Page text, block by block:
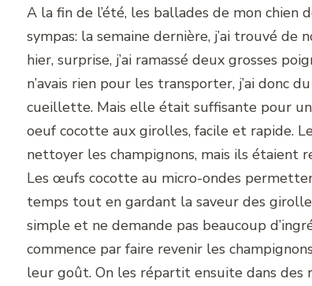
A la fin de l’été, les ballades de mon chien
sympas: la semaine dernière, j’ai trouvé de
hier, surprise, j’ai ramassé deux grosses
n’avais rien pour les transporter, j’ai donc
cueillette. Mais elle était suffisante pour
oeuf cocotte aux girolles, facile et rapide.
nettoyer les champignons, mais ils étaient
Les œufs cocotte au micro-ondes
temps tout en gardant la saveur des
simple et ne demande pas beaucoup
commence par faire revenir les
leur goût. On les répartit ensuite dans des